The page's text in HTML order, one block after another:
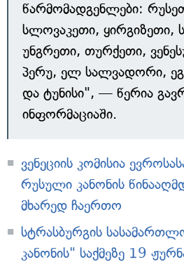
წარმომადგენლები:
სლოვაკეთი, ყირგიზეთი,
უნგრეთი, თურქეთი,
პერუ, ელ სალვადორი,
და ტუნისი", — წერია
ინფორმაციაში.
ვენეციის კომისია
რუსული კანონის
მხარედ ჩაერთო
სტრასბურგის
კანონის" საქმეზე 19